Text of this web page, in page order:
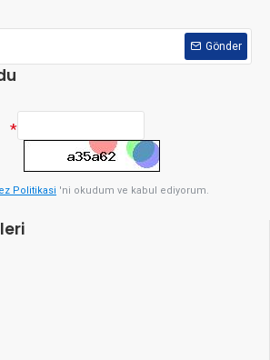
Gönder
Politikasi 'ni okudum ve kabul ediyorum.